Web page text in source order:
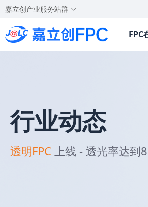
嘉立创产业服务站群
FPC
行业动态
透明FPC 上线 - 透光率达到